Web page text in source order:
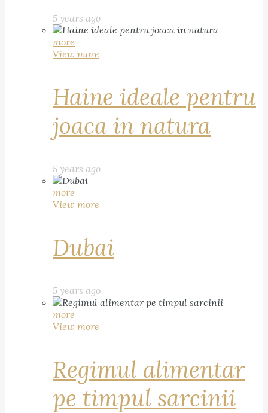
5 years ago
more
View more
Haine ideale pentru
joaca in natura
5 years ago
more
View more
Dubai
5 years ago
more
View more
Regimul alimentar
pe timpul sarcinii